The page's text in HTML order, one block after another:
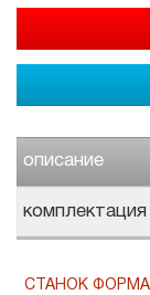
описание
комплектация
СТАНОК